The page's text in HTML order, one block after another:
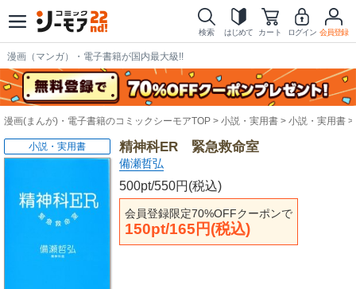
検索 はじめて カート ログイン 会員登録
漫画（マンガ）・電子書籍が国内最大級!!
漫画(まんが)・電子書籍のコミックシーモアTOP 小説・実用書 小説・実用書
精神科ER 緊急救命室
備瀬哲弘
500pt/550円(税込)
会員登録限定70%OFFクーポンで
150pt/165円(税込)
小説・実用書